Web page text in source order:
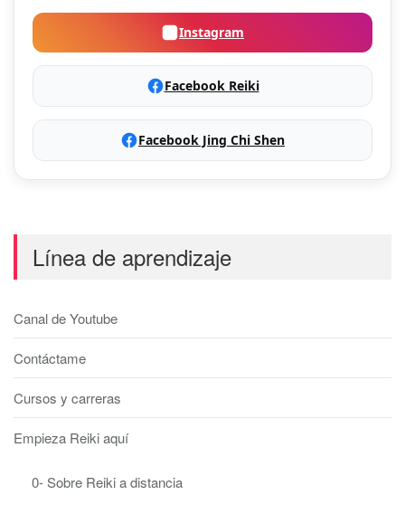
Instagram
Facebook Reiki
Facebook Jing Chi Shen
Línea de aprendizaje
Canal de Youtube
Contáctame
Cursos y carreras
Empieza Reiki aquí
0- Sobre Reiki a distancia